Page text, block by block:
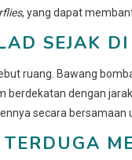
, yang dapat
SEJAK DI
ruang. Bawang
berdekatan dengan
secara bersamaan